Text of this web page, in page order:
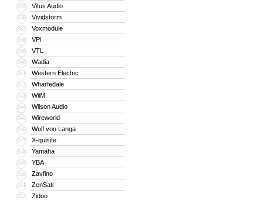
335 Vitus Audio
336 Vividstorm
337 Voxmodule
338 VPI
339 VTL
340 Wadia
341 Western Electric
342 Wharfedale
343 WiiM
344 Wilson Audio
345 Wireworld
346 Wolf von Langa
347 X-quisite
348 Yamaha
349 YBA
350 Zavfino
351 ZenSati
352 Zidoo